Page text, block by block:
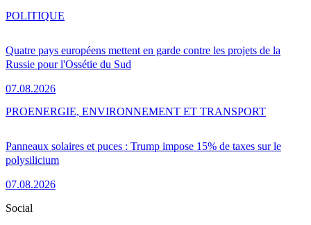
Quatre pays européens mettent en garde contre les projets de la
Russie pour l'Ossétie du Sud
07.08.2026
POLITIQUE
Panneaux solaires et puces : Trump impose 15% de taxes sur le
polysilicium
07.08.2026
PROENERGIE, ENVIRONNEMENT ET TRANSPORT
Social